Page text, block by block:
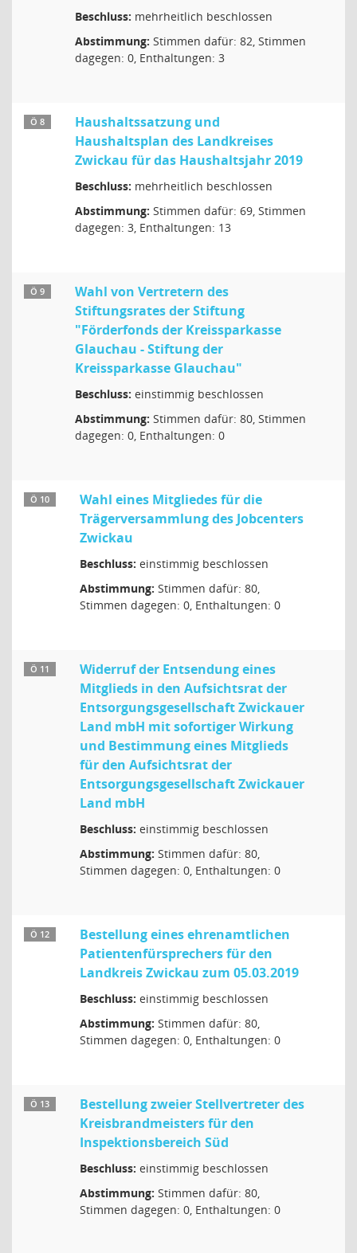
Beschluss: mehrheitlich beschlossen
Abstimmung: Stimmen dafür: 82, Stimmen
dagegen: 0, Enthaltungen: 3
Ö 8
Haushaltssatzung und
Haushaltsplan des Landkreises
Zwickau für das Haushaltsjahr 2019
Beschluss: mehrheitlich beschlossen
Abstimmung: Stimmen dafür: 69, Stimmen
dagegen: 3, Enthaltungen: 13
Ö 9
Wahl von Vertretern des
Stiftungsrates der Stiftung
"Förderfonds der Kreissparkasse
Glauchau - Stiftung der
Kreissparkasse Glauchau"
Beschluss: einstimmig beschlossen
Abstimmung: Stimmen dafür: 80, Stimmen
dagegen: 0, Enthaltungen: 0
Ö 10
Wahl eines Mitgliedes für die
Trägerversammlung des Jobcenters
Zwickau
Beschluss: einstimmig beschlossen
Abstimmung: Stimmen dafür: 80,
Stimmen dagegen: 0, Enthaltungen: 0
Ö 11
Widerruf der Entsendung eines
Mitglieds in den Aufsichtsrat der
Entsorgungsgesellschaft Zwickauer
Land mbH mit sofortiger Wirkung
und Bestimmung eines Mitglieds
für den Aufsichtsrat der
Entsorgungsgesellschaft Zwickauer
Land mbH
Beschluss: einstimmig beschlossen
Abstimmung: Stimmen dafür: 80,
Stimmen dagegen: 0, Enthaltungen: 0
Ö 12
Bestellung eines ehrenamtlichen
Patientenfürsprechers für den
Landkreis Zwickau zum 05.03.2019
Beschluss: einstimmig beschlossen
Abstimmung: Stimmen dafür: 80,
Stimmen dagegen: 0, Enthaltungen: 0
Ö 13
Bestellung zweier Stellvertreter des
Kreisbrandmeisters für den
Inspektionsbereich Süd
Beschluss: einstimmig beschlossen
Abstimmung: Stimmen dafür: 80,
Stimmen dagegen: 0, Enthaltungen: 0